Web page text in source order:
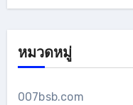
หมวดหมู่
007bsb.com